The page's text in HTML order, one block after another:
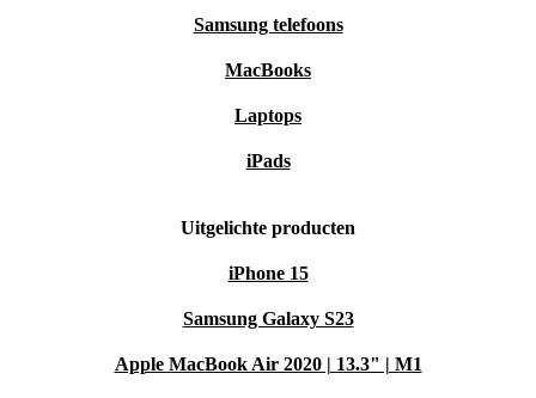
Samsung telefoons
MacBooks
Laptops
iPads
Uitgelichte producten
iPhone 15
Samsung Galaxy S23
Apple MacBook Air 2020 | 13.3" | M1